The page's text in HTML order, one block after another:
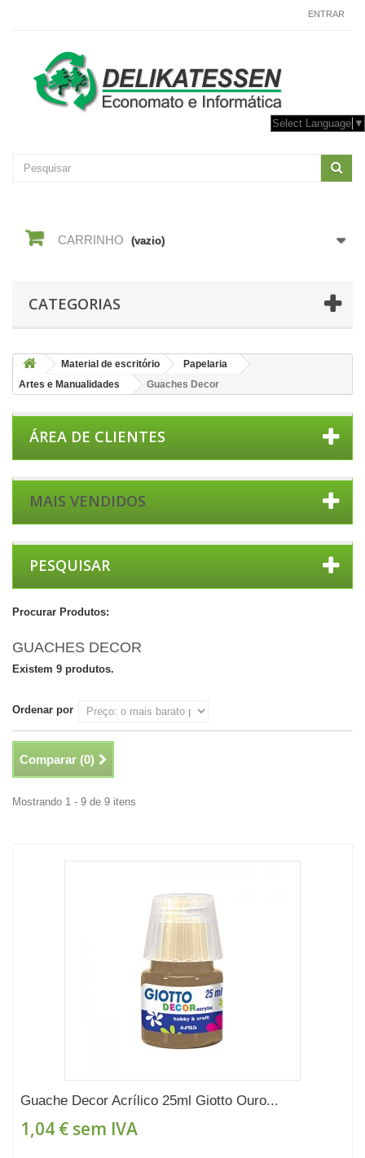
ENTRAR
Select Language ▼
CARRINHO (vazio)
CATEGORIAS
Material de escritório
Papelaria
Artes e Manualidades
Guaches Decor
ÁREA DE CLIENTES
MAIS VENDIDOS
PESQUISAR
Procurar Produtos:
GUACHES DECOR
Existem 9 produtos.
Ordenar por
Comparar (0)
Mostrando 1 - 9 de 9 itens
Guache Decor Acrílico 25ml Giotto Ouro...
1,04 € sem IVA